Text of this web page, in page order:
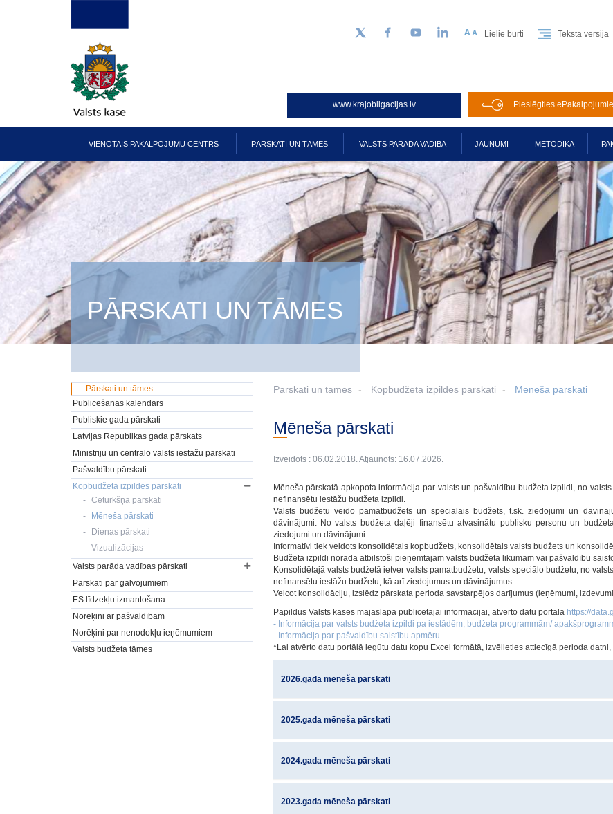
Sekojiet mums Twitter
FacebookYouTubeLinkedIn Lielie burti Teksta versija
www.krajobligacijas.lv Pieslēgties
Galvenā
izvēlne
VIENOTAIS PAKALPOJUMU CENTRS PĀRSKATI UN TĀMES VALSTS PARĀDA VADĪBA JAUNUMI METODIKA
PĀRSKATI UN TĀMES
Pārskati un tāmes Kopbudžeta izpildes pārskati Mēneša pārskati
Mēneša pārskati
Izveidots : 06.02.2018. Atjaunots: 16.07.2026.
Mēneša pārskatā apkopota informācija par valsts un pašvaldību budžeta izpildi, no
nefinansētu iestāžu budžeta izpildi.
Valsts budžetu veido pamatbudžets un speciālais budžets, t.sk. ziedojumi un
dāvinājumi. No valsts budžeta daļēji finansētu atvasinātu publisku personu un
ziedojumi un dāvinājumi.
Informatīvi tiek veidots konsolidētais kopbudžets, konsolidētais valsts budžets un
Budžeta izpildi norāda atbilstoši pieņemtajam valsts budžeta likumam vai pašvaldību
Konsolidētajā valsts budžetā ietver valsts pamatbudžetu, valsts speciālo budžetu, no
nefinansētu iestāžu budžetu, kā arī ziedojumus un dāvinājumus.
Veicot konsolidāciju, izslēdz pārskata perioda savstarpējos darījumus (ieņēmumi,
Papildus Valsts kases mājaslapā publicētajai informācijai, atvērto datu portālā https://
- Informācija par valsts budžeta izpildi pa iestādēm, budžeta programmām/
- Informācija par pašvaldību saistību apmēru
*Lai atvērto datu portālā iegūtu datu kopu Excel formātā, izvēlieties attiecīgā perioda
2026.gada mēneša pārskati
2025.gada mēneša pārskati
2024.gada mēneša pārskati
2023.gada mēneša pārskati
Pārskati un tāmes
Publicēšanas kalendārs
Publiskie gada pārskati
Latvijas Republikas gada pārskats
Ministriju un centrālo valsts iestāžu pārskati
Pašvaldību pārskati
Kopbudžeta izpildes pārskati
Ceturkšņa pārskati
Mēneša pārskati
Dienas pārskati
Vizualizācijas
Valsts parāda vadības pārskati
Pārskati par galvojumiem
ES līdzekļu izmantošana
Norēķini ar pašvaldībām
Norēķini par nenodokļu ieņēmumiem
Valsts budžeta tāmes